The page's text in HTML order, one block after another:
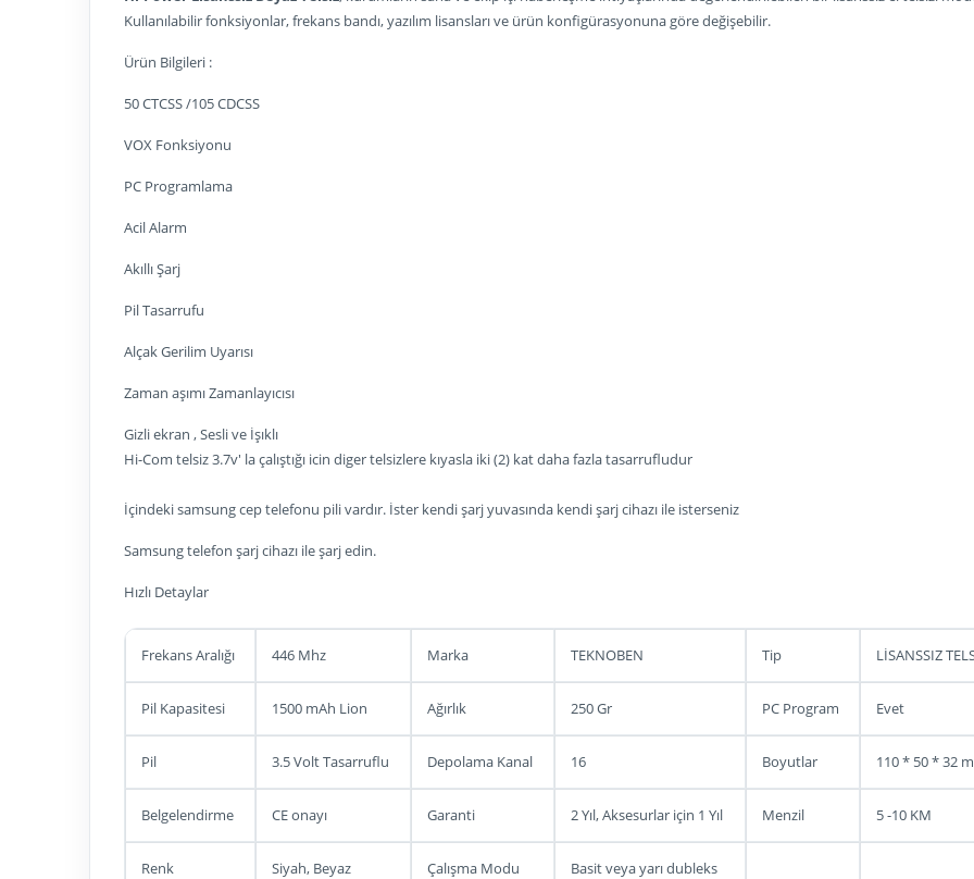
Kullanılabilir fonksiyonlar, frekans bandı, yazılım lisansları ve ürün konfigürasyonuna göre değişebilir.
Ürün Bilgileri :
50 CTCSS /105 CDCSS
VOX Fonksiyonu
PC Programlama
Acil Alarm
Akıllı Şarj
Pil Tasarrufu
Alçak Gerilim Uyarısı
Zaman aşımı Zamanlayıcısı
Gizli ekran , Sesli ve İşıklı
Hi-Com telsiz 3.7v' la çalıştığı icin diger telsizlere kıyasla iki (2) kat daha fazla tasarrufludur
İçindeki samsung cep telefonu pili vardır. İster kendi şarj yuvasında kendi şarj cihazı ile isterseniz
Samsung telefon şarj cihazı ile şarj edin.
Hızlı Detaylar
Frekans Aralığı 446 Mhz Marka TEKNOBEN Tip LİSANSSIZ
Pil Kapasitesi 1500 mAh Lion Ağırlık 250 Gr PC Program Evet
Pil 3.5 Volt Tasarruflu Depolama Kanal 16 Boyutlar 110 * 50 * 32
Belgelendirme CE onayı Garanti 2 Yıl, Aksesurlar için 1 Yıl Menzil 5 -10 KM
Renk Siyah, Beyaz Çalışma Modu Basit veya yarı dubleks